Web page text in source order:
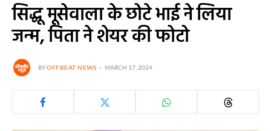
सिद्धू मूसेवाला के छोटे भाई ने लिया
जन्म, पिता ने शेयर की फोटो
BYOFFBEAT NEWS MARCH 17, 2024